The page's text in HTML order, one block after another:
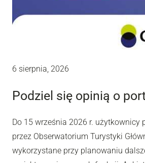
6 sierpnia, 2026
Podziel się opinią o
Do 15 września 2026 r.
przez Obserwatorium Turystyki
wykorzystane przy planowaniu